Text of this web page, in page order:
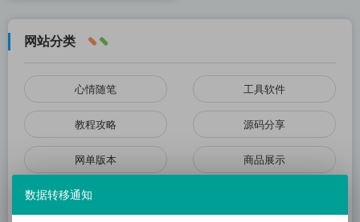
网站分类
心情随笔 工具软件
教程攻略 源码分享
网单版本 商品展示
活动资讯
数据转移通知